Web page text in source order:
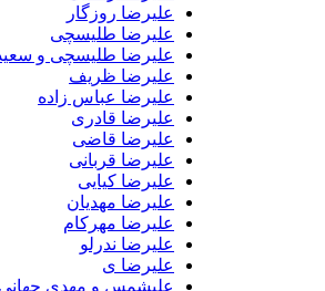
علیرضا روزگار
علیرضا طلیسچی
علیرضا طلیسچی و سعید آتانی
علیرضا ظریف
علیرضا عباس زاده
علیرضا قادری
علیرضا قاضی
علیرضا قربانی
علیرضا کیایی
علیرضا مهدیان
علیرضا مهرکام
علیرضا ندرلو
علیرضا ی
علیشمس و مهدی جهانی